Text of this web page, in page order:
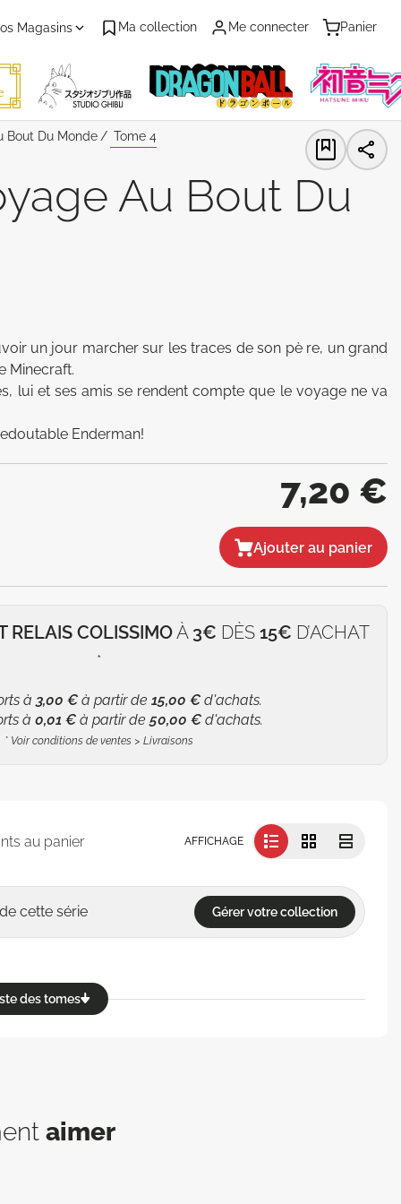
Magasins Ma collection Me connecter Panier
Bout Du Monde Tome 4
Au Bout Du
un jour marcher sur les traces de son pè re, un grand
Minecraft.
lui et ses amis se rendent compte que le voyage ne va
Enderman!
7,20 €
Ajouter au panier
RELAIS COLISSIMOÀ 3€ DÈS 15€ D’ACHAT
*
à3,00 € à partir de15,00 € d'achats.
à0,01 € à partir de50,00 € d'achats.
* Voir conditions de ventes > Livraisons
au panier AFFICHAGE
cette série Gérer votre collection
des tomes
aimer